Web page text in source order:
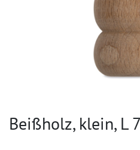
Beißholz, klein, L